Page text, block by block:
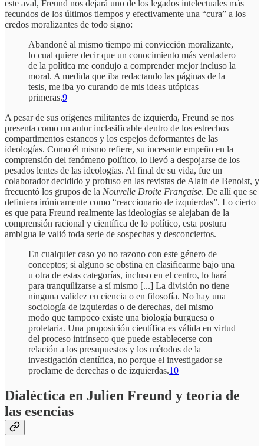
este aval, Freund nos dejará uno de los legados intelectuales más
fecundos de los últimos tiempos y efectivamente una “cura” a los
credos moralizantes de todo signo:
Abandoné al mismo tiempo mi convicción moralizante,
lo cual quiere decir que un conocimiento más verdadero
de la política me condujo a comprender mejor incluso la
moral. A medida que iba redactando las páginas de la
tesis, me iba yo curando de mis ideas utópicas
primeras.9
A pesar de sus orígenes militantes de izquierda, Freund se nos
presenta como un autor inclasificable dentro de los estrechos
compartimentos estancos y los espejos deformantes de las
ideologías. Como él mismo refiere, su incesante empeño en la
comprensión del fenómeno político, lo llevó a despojarse de los
pesados lentes de las ideologías. Al final de su vida, fue un
colaborador decidido y profuso en las revistas de Alain de Benoist, y
frecuentó los grupos de la Nouvelle Droite Française. De allí que se
definiera irónicamente como “reaccionario de izquierdas”. Lo cierto
es que para Freund realmente las ideologías se alejaban de la
comprensión racional y científica de lo político, esta postura
ambigua le valió toda serie de sospechas y desconciertos.
En cualquier caso yo no razono con este género de
conceptos; si alguno se obstina en clasificarme bajo una
u otra de estas categorías, incluso en el centro, lo hará
para tranquilizarse a sí mismo [...] La división no tiene
ninguna validez en ciencia o en filosofía. No hay una
sociología de izquierdas o de derechas, del mismo
modo que tampoco existe una biología burguesa o
proletaria. Una proposición científica es válida en virtud
del proceso intrínseco que puede establecerse con
relación a los presupuestos y los métodos de la
investigación científica, no porque el investigador se
proclame de derechas o de izquierdas.10
Dialéctica en Julien Freund y teoría de
las esencias